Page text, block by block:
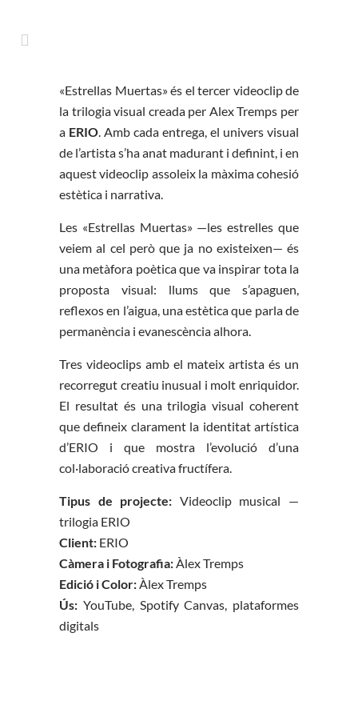
«Estrellas Muertas» és el tercer videoclip de
la trilogia visual creada per Alex Tremps per
a ERIO. Amb cada entrega, el univers visual
de l’artista s’ha anat madurant i definint, i en
aquest videoclip assoleix la màxima cohesió
estètica i narrativa.
Les «Estrellas Muertas» —les estrelles que
veiem al cel però que ja no existeixen— és
una metàfora poètica que va inspirar tota la
proposta visual: llums que s’apaguen,
reflexos en l’aigua, una estètica que parla de
permanència i evanescència alhora.
Tres videoclips amb el mateix artista és un
recorregut creatiu inusual i molt enriquidor.
El resultat és una trilogia visual coherent
que defineix clarament la identitat artística
d’ERIO i que mostra l’evolució d’una
col·laboració creativa fructífera.
Tipus de projecte: Videoclip musical —
trilogia ERIO
Client: ERIO
Càmera i Fotografia:Àlex Tremps
Edició i Color:Àlex Tremps
Ús: YouTube, Spotify Canvas, plataformes
digitals